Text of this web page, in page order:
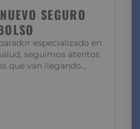
SEGURO
especializado en
seguimos atentos
que van llegando…